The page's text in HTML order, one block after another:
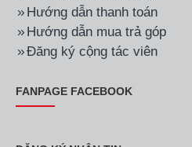
Hướng dẫn thanh toán
Hướng dẫn mua trả góp
Đăng ký cộng tác viên
FANPAGE FACEBOOK